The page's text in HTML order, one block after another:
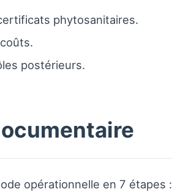
phytosanitaires.
postérieurs.
opérationnelle en 7 étapes :